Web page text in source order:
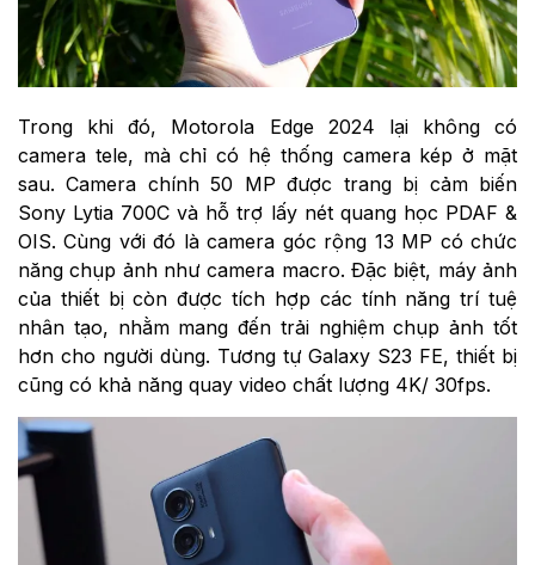
Trong khi đó, Motorola Edge 2024 lại không có
camera tele, mà chỉ có hệ thống camera kép ở mặt
sau. Camera chính 50 MP được trang bị cảm biến
Sony Lytia 700C và hỗ trợ lấy nét quang học PDAF &
OIS. Cùng với đó là camera góc rộng 13 MP có chức
năng chụp ảnh như camera macro. Đặc biệt, máy ảnh
của thiết bị còn được tích hợp các tính năng trí tuệ
nhân tạo, nhằm mang đến trải nghiệm chụp ảnh tốt
hơn cho người dùng. Tương tự Galaxy S23 FE, thiết bị
cũng có khả năng quay video chất lượng 4K/ 30fps.